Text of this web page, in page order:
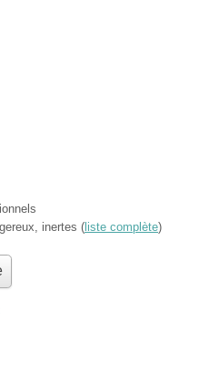
inertes ( liste complète)